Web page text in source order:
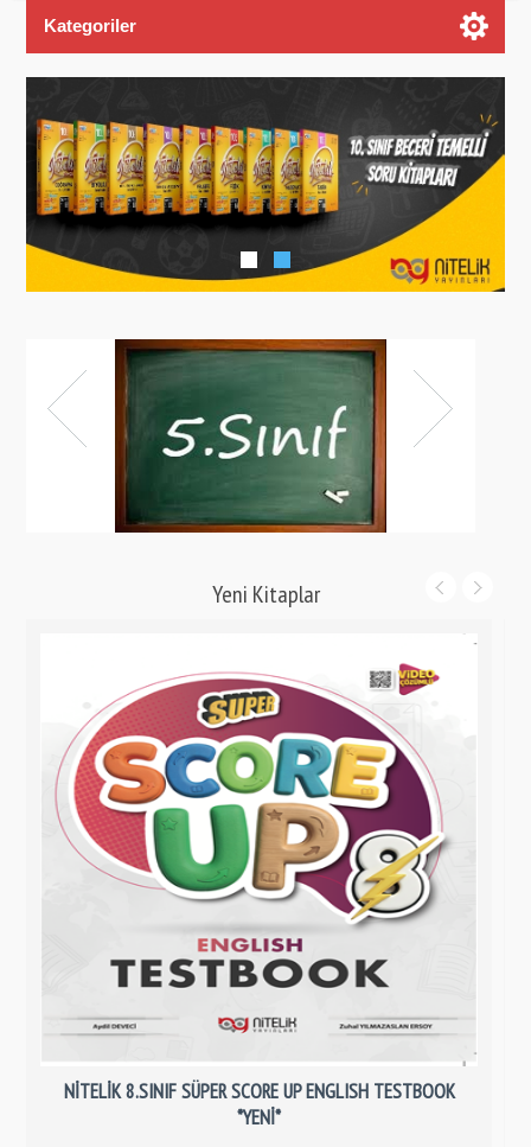
Kategoriler
Yeni Kitaplar
NİTELİK 8.SINIF SÜPER SCORE UP ENGLISH TESTBOOK
*YENİ*